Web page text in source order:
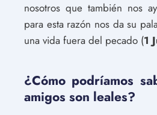
nosotros que también nos
para esta razón nos da su
una vida fuera del pecado (1
¿Cómo podríamos
amigos son leales?